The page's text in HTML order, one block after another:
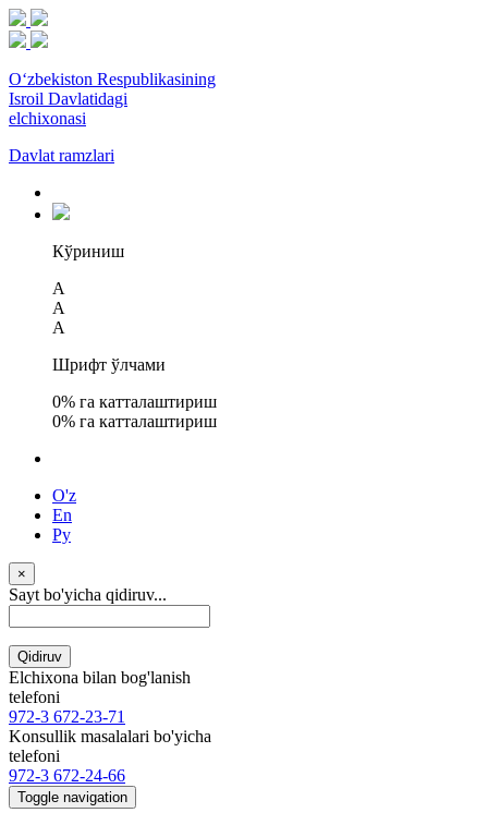
O‘zbekiston Respublikasining
Isroil Davlatidagi
elchixonasi
Davlat ramzlari
Кўриниш
A
A
A
Шрифт ўлчами
0% га катталаштириш
0% га катталаштириш
O'z
En
Ру
×
Sayt bo'yicha qidiruv...
Qidiruv
Elchixona bilan bog'lanish
telefoni
972-3 672-23-71
Konsullik masalalari bo'yicha
telefoni
972-3 672-24-66
Toggle navigation